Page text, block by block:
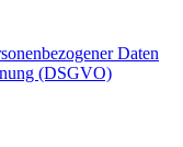
Daten
(DSGVO)